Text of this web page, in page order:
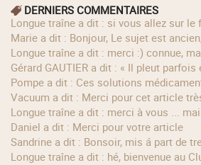
DERNIERS COMMENTAIRES
longue traîne a dit : si vous allez sur le
Marie a dit : Bonjour, Le sujet est
longue traîne a dit : merci :) connue,
Gérard GAUTIER a dit : « Il pleut
Pompe a dit : Ces solutions
Vacuum a dit : Merci pour cet article
longue traîne a dit : merci à vous ...
Daniel a dit : Merci pour votre article
Sandrine a dit : Bonsoir, mis á part de
longue traîne a dit : hé, bienvenue au